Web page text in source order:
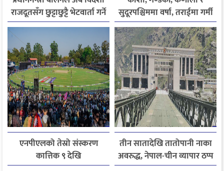
राजदूतसँग छुट्टाछुट्टै भेटवार्ता गर्ने
सुदूरपश्चिममा वर्षा, तराईमा गर्मी
बढ्ने अनुमान
एनपीएलको तेस्रो संस्करण
कात्तिक ९ देखि
तीन सातादेखि तातोपानी नाका
अवरुद्ध, नेपाल-चीन व्यापार ठप्प